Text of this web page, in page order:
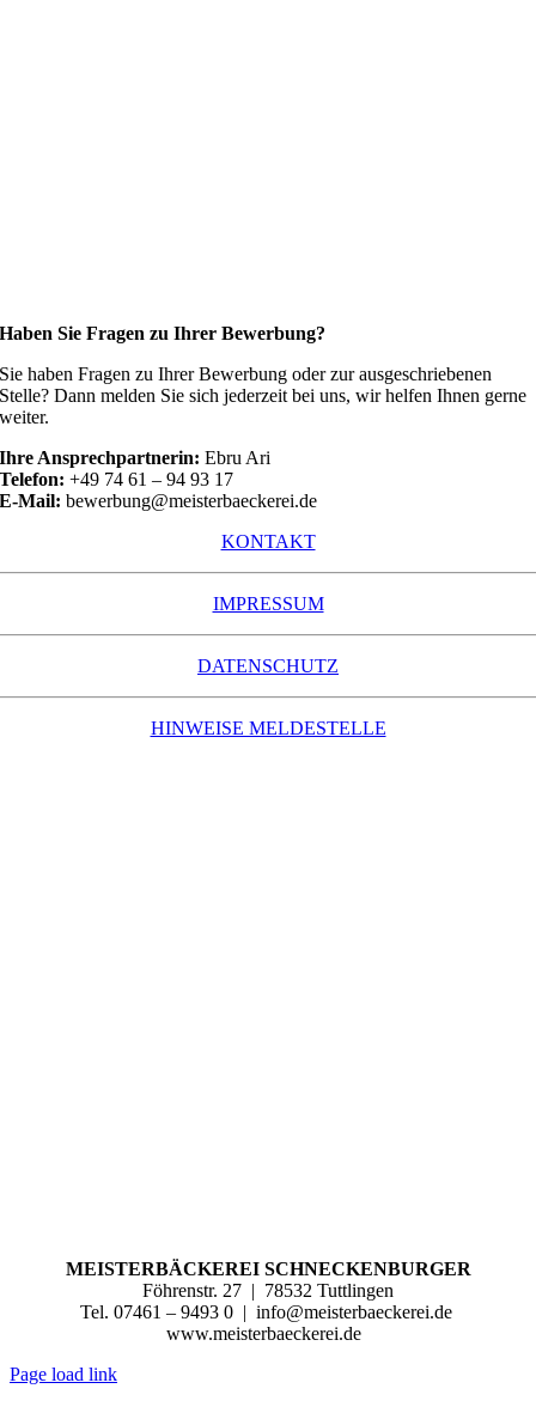
Haben Sie Fragen zu Ihrer Bewerbung?
Sie haben Fragen zu Ihrer Bewerbung oder zur ausgeschriebenen
Stelle? Dann melden Sie sich jederzeit bei uns, wir helfen Ihnen gerne
weiter.
Ihre Ansprechpartnerin: Ebru Ari
Telefon: +49 74 61 – 94 93 17
E-Mail: bewerbung@meisterbaeckerei.de
KONTAKT
IMPRESSUM
DATENSCHUTZ
HINWEISE MELDESTELLE
MEISTERBÄCKEREI SCHNECKENBURGER
Föhrenstr. 27 | 78532 Tuttlingen
Tel. 07461 – 9493 0 | info@meisterbaeckerei.de
www.meisterbaeckerei.de
Page load link